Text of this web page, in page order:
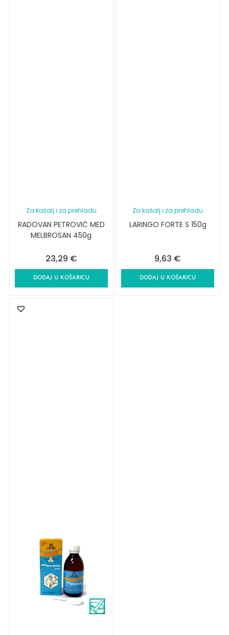
Za kašalj i za prehladu
RADOVAN PETROVIĆ MED
MELBROSAN 450g
23,29 €
DODAJ U KOŠARICU
Za kašalj i za prehladu
LARINGO FORTE S 150g
9,63 €
DODAJ U KOŠARICU